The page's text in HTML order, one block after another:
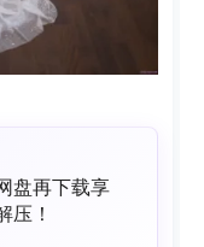
盘再下载享
压！